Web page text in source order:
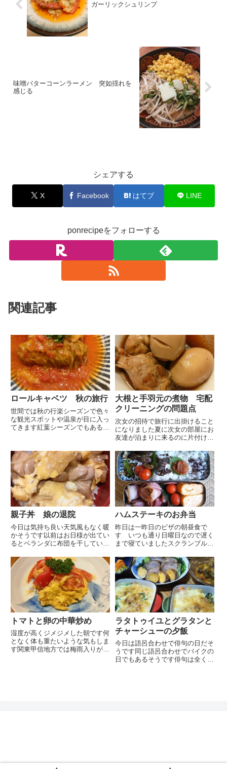
ガーリックシュリンプ
味噌バターコーンラーメン 突如揺れを
感じる
シェアする
X Facebook はてブ LINE
ponrecipeをフォローする
関連記事
ロールキャベツ 秋の旅行
世間では秋の行楽シーズンで色々
な観光スポットや温泉が目に入っ
てきます紅葉シーズンでもあるの
サイトを見てもどこも空いていま
せん紅葉シーズンの土日を狙うな
らもっと早く行動しなくては無
理...
大根と手羽元の煮物 宅配
クリーニングの問題点
次女の招待で旅行に出掛けること
になりました夏に次女の部屋にお
友達が泊まりに来るのに片付ける
に行ったのと私の誕生日祝を合同
でという内容での招待です行き先
の天気予報を確認すると朝晩はか
なり冷えそうですギュッと小さ
く...
親子丼 娘の退院
今日は気持ち良い天気風もなく暖
かそうです以前はお日様が出てい
るとベランダに布団を干していま
に布団を干しているお宅は少ない
ので近頃は自粛しています我慢し
ていますがこんなお天気の日には
布団を干したい気持ちが出てく
ハムステーキのお弁当
昨日は一昨日のピザの朝昼食で
す いつも通り日曜日なので遅く
まで寝ていましたスクランブルエ
ザ・カフェオレ・トマトジュース
ピザは一日たっておりますがオー
ブンで温めると美味しさがよみが
えりますまたまたお腹いっぱい食
べて...
トマトと卵の中華炒め
湿度が高くジメジメした朝です何
となく体も重たいような気もしま
す関東甲信地方では梅雨入りが発
ラタトゥイユとグラタンと
チャーシューの夕飯
今日は語呂合わせで俳句の日だそ
うです同じ語呂合わせでバイクの
日でもあるそうです俳句は全くわ